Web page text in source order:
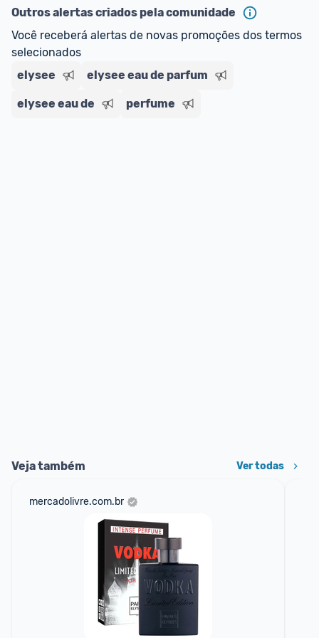
E lembre-se: você sempre pode contar ajuda da
comunidade para tirar dúvidas ou acionar os
nossos Admins marcando @admin
em um
Outros alertas criados pela comunidade
Você receberá alertas de novas promoções dos termos
selecionados
elysee
elysee eau de parfum
elysee eau de perfume
Veja também Ver todas
mercadolivre.com.br